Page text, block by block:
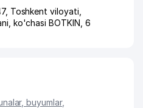
Toshkent viloyati
ko'chasi BOTKIN , 6
buyumlar,